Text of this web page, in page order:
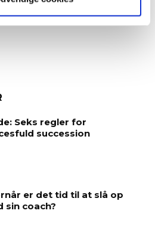
Seks regler for
succession
er det tid til at slå op
sin coach?